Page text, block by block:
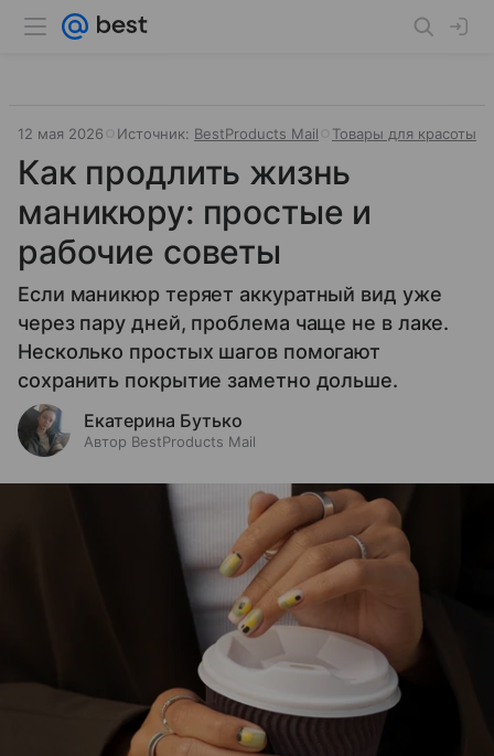
12 мая 2026 Источник: BestProducts Mail Товары для красоты
Как продлить жизнь
маникюру: простые и
рабочие советы
Если маникюр теряет аккуратный вид уже
через пару дней, проблема чаще не в лаке.
Несколько простых шагов помогают
сохранить покрытие заметно дольше.
Екатерина Бутько
Автор BestProducts Mail